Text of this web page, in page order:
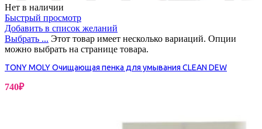
Нет в наличии
Быстрый просмотр
Добавить в список желаний
Выбрать ... Этот товар имеет несколько вариаций. Опции
можно выбрать на странице товара.
TONY MOLY Очищающая пенка для умывания CLEAN DEW
740₽